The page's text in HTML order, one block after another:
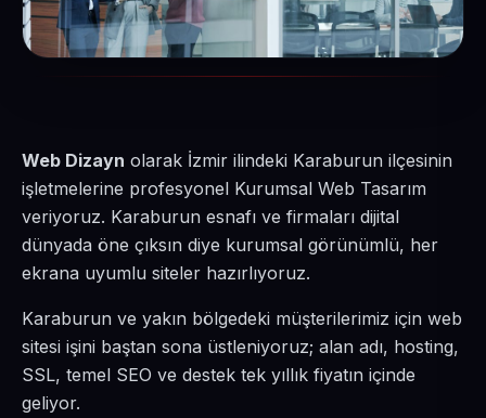
Web Dizayn olarak İzmir ilindeki Karaburun ilçesinin
işletmelerine profesyonel Kurumsal Web Tasarım
veriyoruz. Karaburun esnafı ve firmaları dijital
dünyada öne çıksın diye kurumsal görünümlü, her
ekrana uyumlu siteler hazırlıyoruz.
Karaburun ve yakın bölgedeki müşterilerimiz için web
sitesi işini baştan sona üstleniyoruz; alan adı, hosting,
SSL, temel SEO ve destek tek yıllık fiyatın içinde
geliyor.